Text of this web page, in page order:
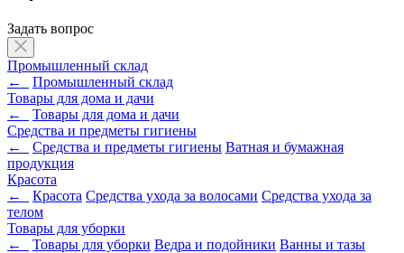
Задать вопрос
Промышленный склад
←
Промышленный склад
Товары для дома и дачи
←
Товары для дома и дачи
Средства и предметы гигиены
←
Средства и предметы гигиены Ватная и бумажная
продукция
Красота
←
Красота Средства ухода за волосами Средства ухода за
телом
Товары для уборки
←
Товары для уборки Ведра и подойники Ванны и тазы